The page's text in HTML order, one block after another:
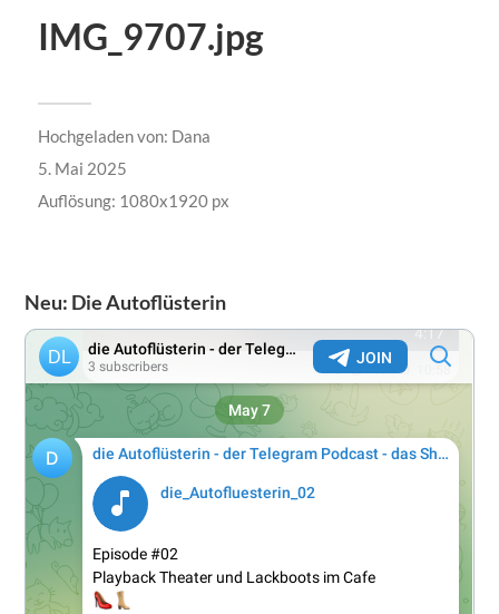
IMG_9707.jpg
Hochgeladen von: Dana
5. Mai 2025
Auflösung: 1080x1920 px
Neu: Die Autoflüsterin